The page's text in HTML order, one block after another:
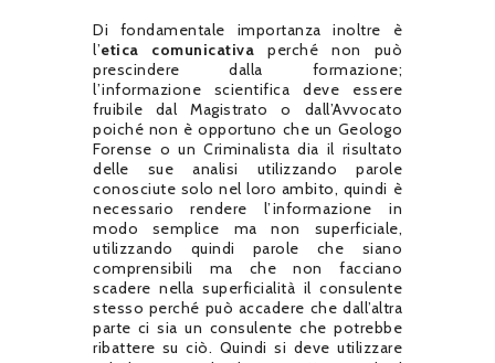
Di fondamentale importanza inoltre è
l’etica comunicativa perché non può
prescindere dalla formazione;
l’informazione scientifica deve essere
fruibile dal Magistrato o dall’Avvocato
poiché non è opportuno che un Geologo
Forense o un Criminalista dia il risultato
delle sue analisi utilizzando parole
conosciute solo nel loro ambito, quindi è
necessario rendere l’informazione in
modo semplice ma non superficiale,
utilizzando quindi parole che siano
comprensibili ma che non facciano
scadere nella superficialità il consulente
stesso perché può accadere che dall’altra
parte ci sia un consulente che potrebbe
ribattere su ciò. Quindi si deve utilizzare